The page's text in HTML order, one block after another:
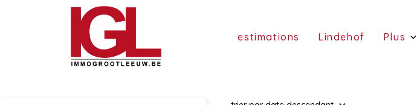
estimations (estimations)
Lindehof (Lindehof)
Plus